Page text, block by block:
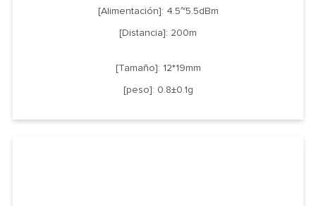
[Alimentación]: 4.5~5.5dBm
[Distancia]: 200m
[Tamaño]: 12*19mm
[peso]: 0.8±0.1g